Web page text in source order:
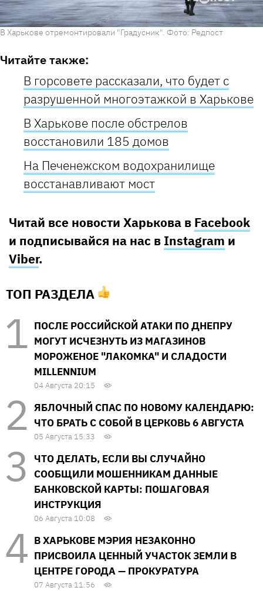
В Харькове отремонтировали "Градусник". Фото: Редпост
Читайте также:
В горсовете рассказали, что будет с
разрушенной многоэтажкой в Харькове
В Харькове после обстрелов
восстановили 185 домов
На Печенежском водохранилище
восстанавливают мост
Читай все новости Харькова в Facebook
и подписывайся на нас в Instagram и
Viber.
ТОП РАЗДЕЛА
ПОСЛЕ РОССИЙСКОЙ АТАКИ ПО ДНЕПРУ
МОГУТ ИСЧЕЗНУТЬ ИЗ МАГАЗИНОВ
МОРОЖЕНОЕ "ЛАКОМКА" И СЛАДОСТИ
MILLENNIUM
04 Августа 20:15
ЯБЛОЧНЫЙ СПАС ПО НОВОМУ КАЛЕНДАРЮ:
ЧТО БРАТЬ С СОБОЙ В ЦЕРКОВЬ 6 АВГУСТА
05 Августа 15:33
ЧТО ДЕЛАТЬ, ЕСЛИ ВЫ СЛУЧАЙНО
СООБЩИЛИ МОШЕННИКАМ ДАННЫЕ
БАНКОВСКОЙ КАРТЫ: ПОШАГОВАЯ
ИНСТРУКЦИЯ
06 Августа 10:08
В ХАРЬКОВЕ МЭРИЯ НЕЗАКОННО
ПРИСВОИЛА ЦЕННЫЙ УЧАСТОК ЗЕМЛИ В
ЦЕНТРЕ ГОРОДА — ПРОКУРАТУРА
07 Августа 11:56